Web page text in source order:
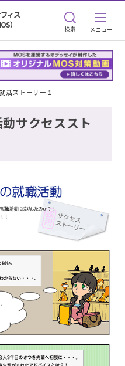
ィス
）
検索
活ストーリー 1
サクセススト